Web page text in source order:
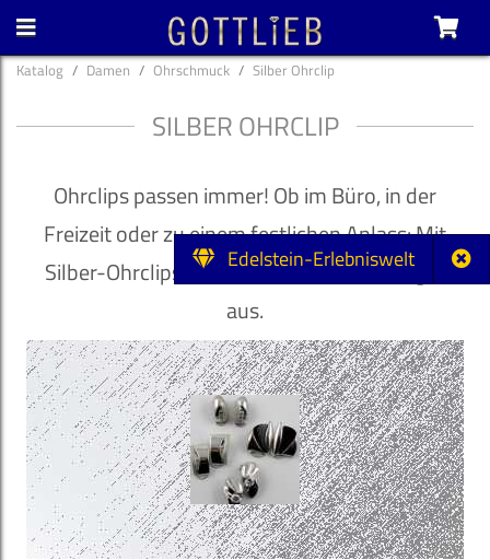
Edelstein-Erlebniswelt
Katalog Damen Ohrschmuck Silber Ohrclip
SILBER OHRCLIP
Ohrclips passen immer! Ob im Büro, in der
Freizeit oder zu einem festlichen Anlass: Mit
Silber-Ohrclips sehen Sie einfach immer gut
aus.